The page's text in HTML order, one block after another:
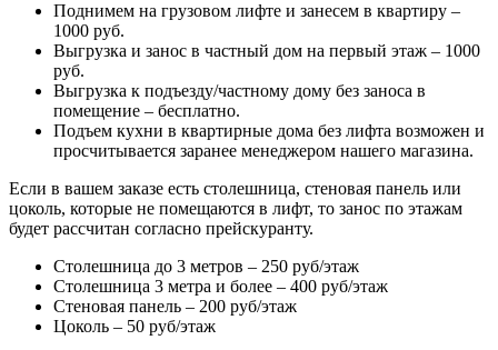
Поднимем на грузовом лифте и занесем в квартиру –
1000 руб.
Выгрузка и занос в частный дом на первый этаж – 1000
руб.
Выгрузка к подъезду/частному дому без заноса в
помещение – бесплатно.
Подъем кухни в квартирные дома без лифта возможен и
просчитывается заранее менеджером нашего магазина.
Если в вашем заказе есть столешница, стеновая панель или
цоколь, которые не помещаются в лифт, то занос по этажам
будет рассчитан согласно прейскуранту.
Столешница до 3 метров – 250 руб/этаж
Столешница 3 метра и более – 400 руб/этаж
Стеновая панель – 200 руб/этаж
Цоколь – 50 руб/этаж